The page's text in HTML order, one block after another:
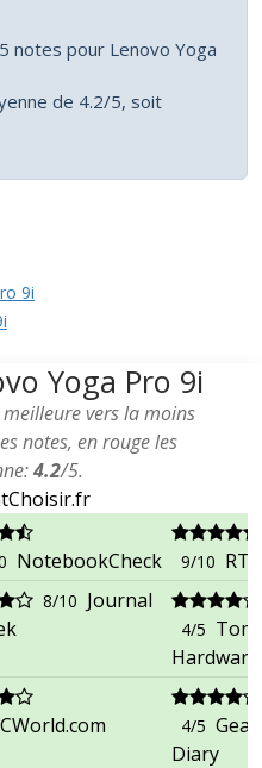
notes pour Lenovo Yoga
de 4.2/5, soit
9i
Yoga Pro 9i
vers la moins
notes, en rouge les
4.2/5.
NotebookCheck 9/10
8/10 Journal
4/5
Hardware
4/5 Gear
Diary